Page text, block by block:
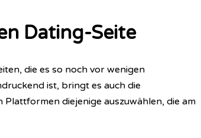
Dating-Seite
die es so noch vor wenigen
ist, bringt es auch die
diejenige auszuwählen, die am